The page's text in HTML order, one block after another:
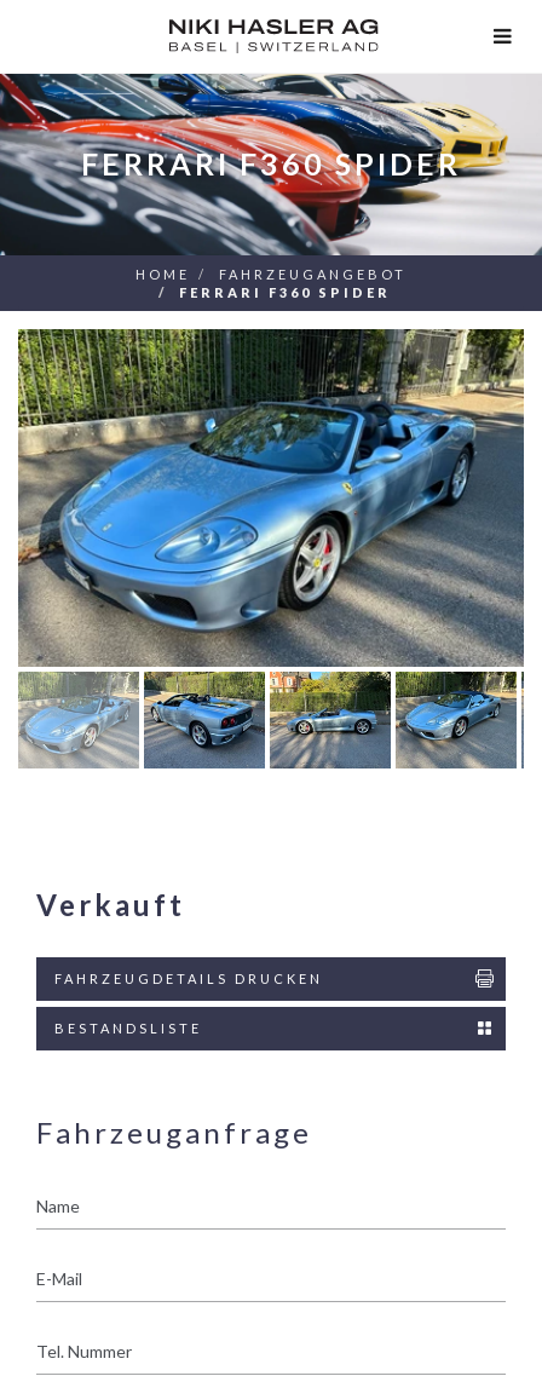
FERRARI F360 SPIDER
HOME
FAHRZEUGANGEBOT
FERRARI F360 SPIDER
Verkauft
FAHRZEUGDETAILS DRUCKEN
BESTANDSLISTE
Fahrzeuganfrage
Mail
Nummer